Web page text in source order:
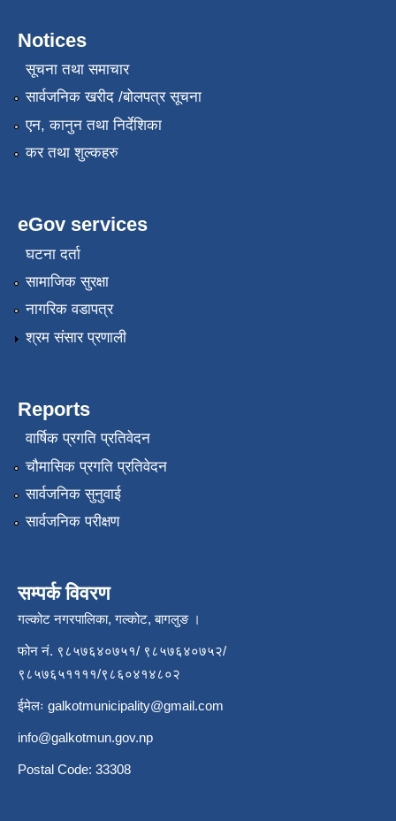
Notices
सूचना तथा समाचार
सार्वजनिक खरीद /बोलपत्र सूचना
एन, कानुन तथा निर्देशिका
कर तथा शुल्कहरु
eGov services
घटना दर्ता
सामाजिक सुरक्षा
नागरिक वडापत्र
श्रम संसार प्रणाली
Reports
वार्षिक प्रगति प्रतिवेदन
चौमासिक प्रगति प्रतिवेदन
सार्वजनिक सुनुवाई
सार्वजनिक परीक्षण
सम्पर्क विवरण
गल्कोट नगरपालिका, गल्कोट, बागलुङ ।
फोन नं. ९८५७६४०७५१/ ९८५७६४०७५२/
९८५७६५११११/९८६०४१४८०२
ईमेलः galkotmunicipality@gmail.com
info@galkotmun.gov.np
Postal Code: 33308